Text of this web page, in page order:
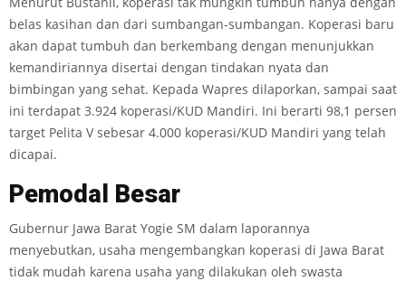
belas kasihan dan dari sumbangan-sumbangan. Koperasi baru
akan dapat tumbuh dan berkembang dengan menunjukkan
kemandiriannya disertai dengan tindakan nyata dan
bimbingan yang sehat. Kepada Wapres dilaporkan, sampai saat
ini terdapat 3.924 koperasi/KUD Mandiri. Ini berarti 98,1 persen
target Pelita V sebesar 4.000 koperasi/KUD Mandiri yang telah
dicapai.
Pemodal Besar
Gubernur Jawa Barat Yogie SM dalam laporannya
menyebutkan, usaha mengembangkan koperasi di Jawa Barat
tidak mudah karena usaha yang dilakukan oleh swasta